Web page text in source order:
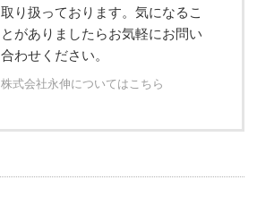
取り扱っております。気になるこ
とがありましたらお気軽にお問い
合わせください。
株式会社永伸についてはこちら